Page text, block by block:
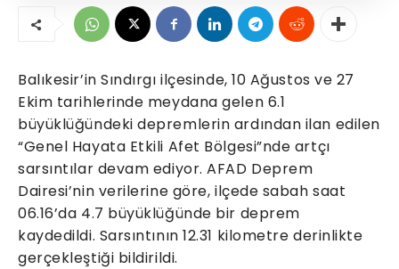
Balıkesir’in Sındırgı ilçesinde, 10 Ağustos ve 27
Ekim tarihlerinde meydana gelen 6.1
büyüklüğündeki depremlerin ardından ilan edilen
“Genel Hayata Etkili Afet Bölgesi”nde artçı
sarsıntılar devam ediyor. AFAD Deprem
Dairesi’nin verilerine göre, ilçede sabah saat
06.16’da 4.7 büyüklüğünde bir deprem
kaydedildi. Sarsıntının 12.31 kilometre derinlikte
gerçekleştiği bildirildi.